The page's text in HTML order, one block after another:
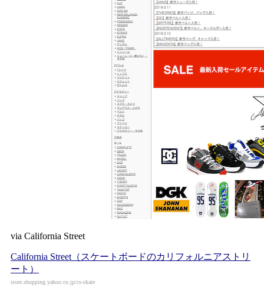
via California Street
California Street（スケートボードのカリフォルニアストリ
ート）
store.shopping.yahoo.co.jp/cs-skate